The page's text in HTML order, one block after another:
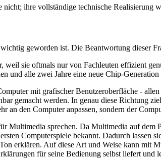
ihre vollständige technische Realisierung
geworden ist. Die Beantwortung dieser
sie oftmals nur von Fachleuten effizient
und alle zwei Jahre eine neue Chip-
mit grafischer Benutzeroberfläche -
gemacht werden. In genau diese Richtung
den Computer anpassen, sondern der
Multimedia sprechen. Da Multimedia auf
Computerspiele bekannt. Dadurch lassen
erklären. Auf diese Art und Weise kann mit
für seine Bedienung selbst liefert und